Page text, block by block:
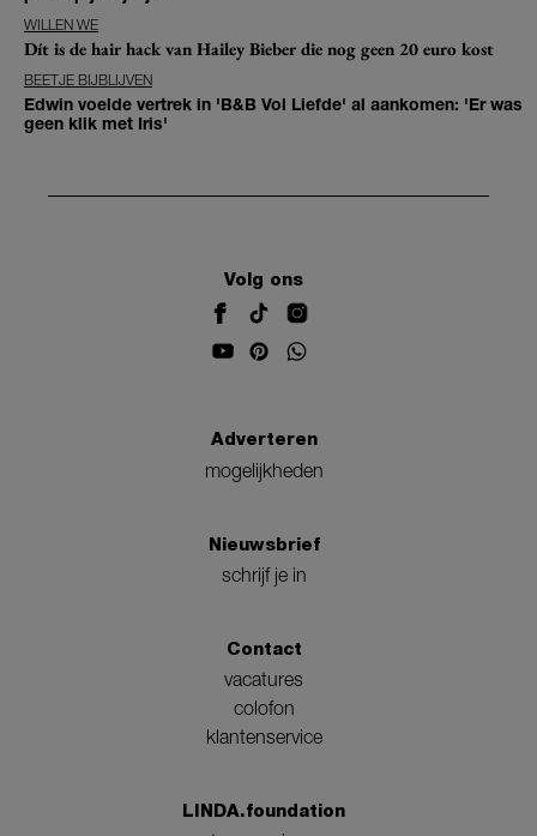
WILLEN WE
Dít is de hair hack van Hailey Bieber die nog geen 20 euro kost
BEETJE BIJBLIJVEN
Edwin voelde vertrek in 'B&B Vol Liefde' al aankomen: 'Er was
geen klik met Iris'
Volg ons
Adverteren
mogelijkheden
Nieuwsbrief
schrijf je in
Contact
vacatures
colofon
klantenservice
LINDA.foundation